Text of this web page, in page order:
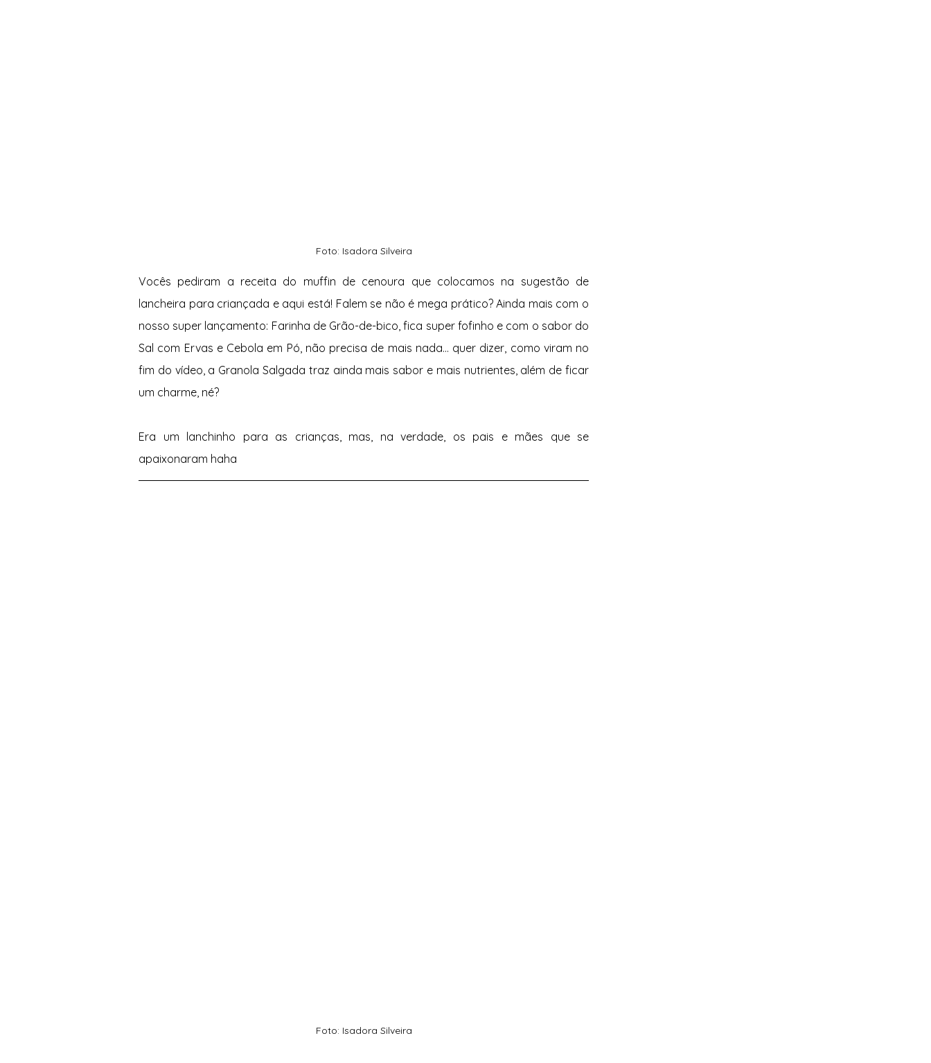
Foto: Isadora Silveira
Vocês pediram a receita do muffin de cenoura que colocamos na sugestão de
lancheira para criançada e aqui está! Falem se não é mega prático? Ainda mais com o
nosso super lançamento: Farinha de Grão-de-bico, fica super fofinho e com o sabor do
Sal com Ervas e Cebola em Pó, não precisa de mais nada... quer dizer, como viram no
fim do vídeo, a Granola Salgada traz ainda mais sabor e mais nutrientes, além de ficar
um charme, né?
Era um lanchinho para as crianças, mas, na verdade, os pais e mães que se
apaixonaram haha
Foto: Isadora Silveira